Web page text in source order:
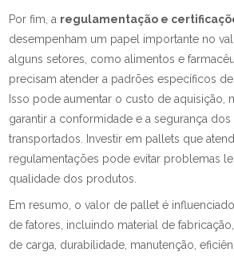
Por fim, a regulamentação e
desempenham um papel importante no
alguns setores, como alimentos e
precisam atender a padrões específicos
Isso pode aumentar o custo de aquisição,
garantir a conformidade e a segurança
transportados. Investir em pallets que
regulamentações pode evitar problemas
qualidade dos produtos.
Em resumo, o valor de pallet é
de fatores, incluindo material de
de carga, durabilidade, manutenção,